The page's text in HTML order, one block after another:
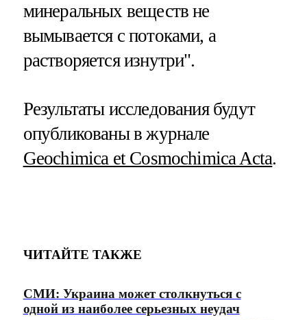
минеральных веществ не
вымывается с потоками, а
растворяется изнутри".
Результаты исследования будут
опубликованы в журнале
Geochimica et Cosmochimica Acta.
ЧИТАЙТЕ ТАКЖЕ
СМИ: Украина может столкнуться с
одной из наиболее серьезных неудач